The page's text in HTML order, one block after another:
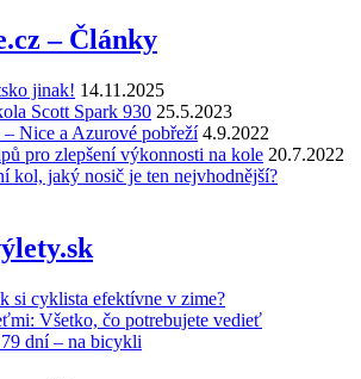
– Články
jinak! 14.11.2025
Scott Spark 930 25.5.2023
– Nice a Azurové pobřeží 4.9.2022
pro zlepšení výkonnosti na kole 20.7.2022
kol, jaký nosič je ten nejvhodnější?
si cyklista efektívne v zime?
Všetko, čo potrebujete vedieť
dní – na bicykli